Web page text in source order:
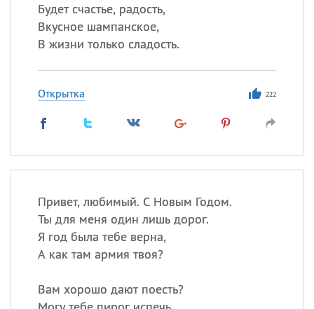
Будет счастье, радость,
Вкусное шампанское,
В жизни только сладость.
Открытка 222
Привет, любимый. С Новым Годом.
Ты для меня один лишь дорог.
Я год была тебе верна,
А как там армия твоя?
Вам хорошо дают поесть?